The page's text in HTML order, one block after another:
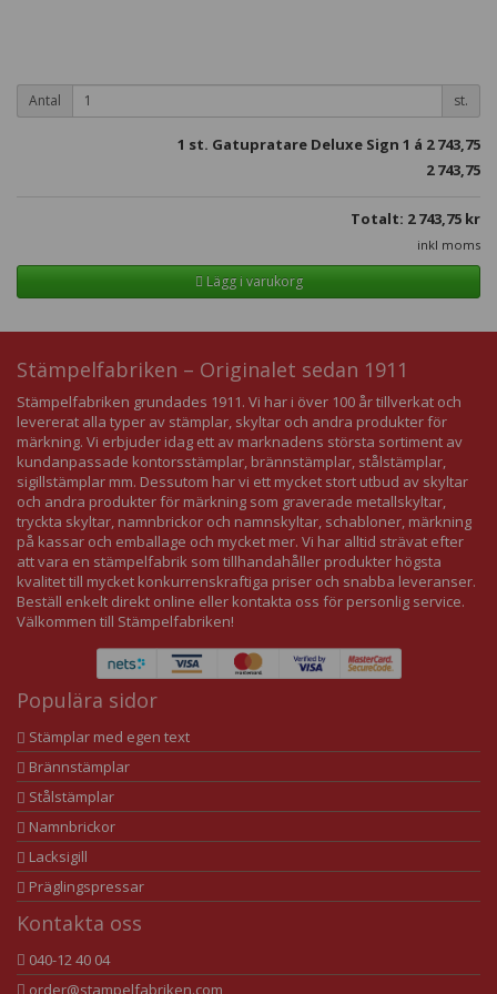
Antal st.
1 st. Gatupratare Deluxe Sign 1 á 2 743,75
2 743,75
Totalt: 2 743,75 kr
inkl moms
Lägg i varukorg
Stämpelfabriken – Originalet sedan 1911
Stämpelfabriken grundades 1911. Vi har i över 100 år tillverkat och
levererat alla typer av stämplar, skyltar och andra produkter för
märkning. Vi erbjuder idag ett av marknadens största sortiment av
kundanpassade kontorsstämplar, brännstämplar, stålstämplar,
sigillstämplar mm. Dessutom har vi ett mycket stort utbud av skyltar
och andra produkter för märkning som graverade metallskyltar,
tryckta skyltar, namnbrickor och namnskyltar, schabloner, märkning
på kassar och emballage och mycket mer. Vi har alltid strävat efter
att vara en stämpelfabrik som tillhandahåller produkter högsta
kvalitet till mycket konkurrenskraftiga priser och snabba leveranser.
Beställ enkelt direkt online eller kontakta oss för personlig service.
Välkommen till Stämpelfabriken!
Populära sidor
Stämplar med egen text
Brännstämplar
Stålstämplar
Namnbrickor
Lacksigill
Präglingspressar
Kontakta oss
040-12 40 04
order@stampelfabriken.com